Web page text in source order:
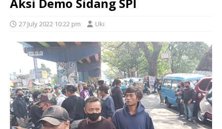
27 July 2022 10:22 pm Uki